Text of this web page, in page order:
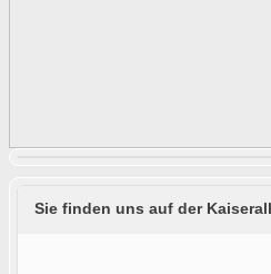
Sie finden uns auf der